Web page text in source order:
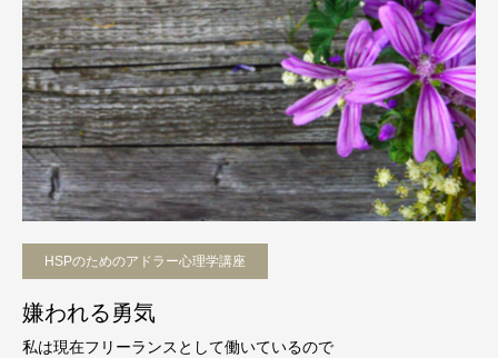
HSPのためのアドラー心理学講座
嫌われる勇気
私は現在フリーランスとして働いているので